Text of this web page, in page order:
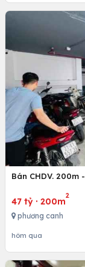
Bán CHDV. 200m
47 tỷ · 200m
2
phương canh
hôm qua